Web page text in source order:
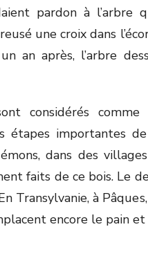
pardon à l’arbre
une croix dans
an après, l’arbre
considérés comme
étapes importantes
dans des
faits de ce bois. Le
Transylvanie, à
encore le pain